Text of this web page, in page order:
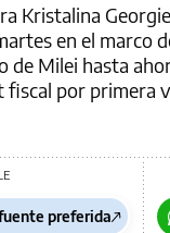
Kristalina
en el marco
de Milei hasta
por primera
preferida